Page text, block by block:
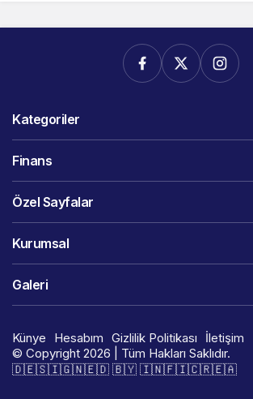
Kategoriler
Finans
Özel Sayfalar
Kurumsal
Galeri
Künye Hesabım Gizlilik Politikası
İletişim
© Copyright 2026 | Tüm Hakları Saklıdır.
🇩​​​​​🇪​​​​​🇸​​​​​🇮​​​​​🇬​​​​​🇳​​​​​🇪​​​​​🇩​​​​​ 🇧​​​​​🇾​​​​​ 🇮​​​​​🇳​​​​​🇫​​​​​🇮​​​​​🇨​​​​​🇷​​​​​🇪​​​​​🇦​​​​​​​​​​